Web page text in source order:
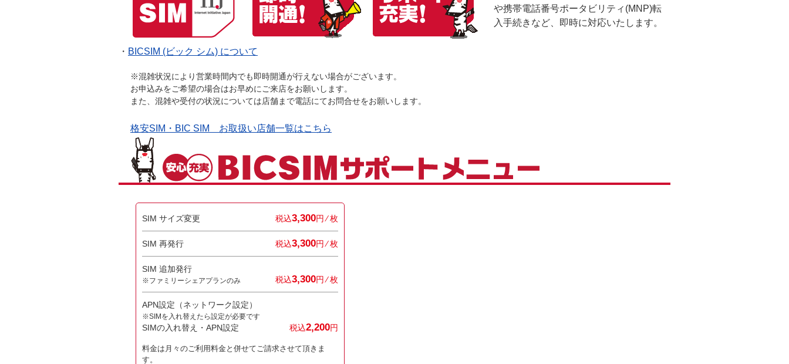
や携帯電話番号ポータビリティ(MNP)転
入手続きなど、即時に対応いたします。
・ BICSIM (ビック シム) について
※混雑状況により営業時間内でも即時開通が行えない場合がございます。
お申込みをご希望の場合はお早めにご来店をお願いします。
また、混雑や受付の状況については店舗まで電話にてお問合せをお願いします。
格安SIM・BIC SIM お取扱い店舗一覧はこちら
SIM サイズ変更 税込3,300円 ⁄ 枚
SIM 再発行 税込3,300円 ⁄ 枚
SIM 追加発行
※ファミリーシェアプランのみ 税込3,300円 ⁄ 枚
APN設定（ネットワーク設定）
※SIMを入れ替えたら設定が必要です
SIMの入れ替え・APN設定 税込2,200円
料金は月々のご利用料金と併せてご請求させて頂きま
す。